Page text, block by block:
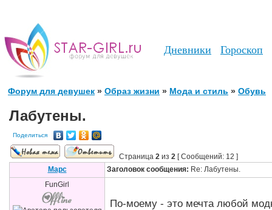
Дневники Гороскоп
Форум для девушек » Образ жизни » Мода и стиль » Обувь
Лабутены.
Поделиться
Страница 2 из 2 [ Сообщений: 12 ]
Марс
Заголовок сообщения: Re: Лабутены.
FunGirl
По-моему - это мечта любой